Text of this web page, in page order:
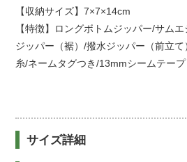
【収納サイズ】7×7×14cm
【特徴】ロングボトムジッパー/サム
ジッパー（裾）/撥水ジッパー（前立
糸/ネームタグつき/13mmシームテープ
サイズ詳細